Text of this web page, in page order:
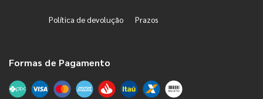
Política de devolução Prazos
Formas de Pagamento